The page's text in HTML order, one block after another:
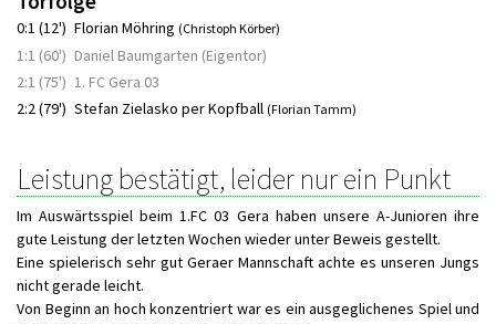
0:1 (12') Florian Möhring (Christoph Körber)
1:1 (60') Daniel Baumgarten (Eigentor)
2:1 (75') 1. FC Gera 03
2:2 (79') Stefan Zielasko per Kopfball (Florian Tamm)
Leistung bestätigt, leider nur ein Punkt
Im Auswärtsspiel beim 1.FC 03 Gera haben unsere A-Junioren ihre
gute Leistung der letzten Wochen wieder unter Beweis gestellt.
Eine spielerisch sehr gut Geraer Mannschaft achte es unseren Jungs
nicht gerade leicht.
Von Beginn an hoch konzentriert war es ein ausgeglichenes Spiel und